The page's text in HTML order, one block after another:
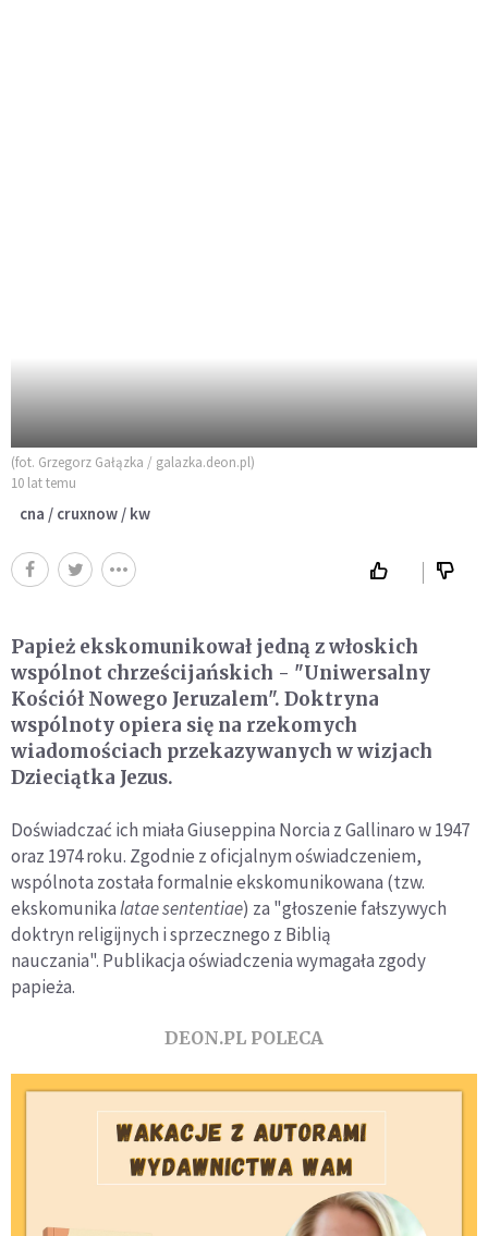
(fot. Grzegorz Gałązka / galazka.deon.pl)
10 lat temu
cna / cruxnow / kw
Papież ekskomunikował jedną z włoskich
wspólnot chrześcijańskich - "Uniwersalny
Kościół Nowego Jeruzalem". Doktryna
wspólnoty opiera się na rzekomych
wiadomościach przekazywanych w wizjach
Dzieciątka Jezus.
Doświadczać ich miała Giuseppina Norcia z Gallinaro w 1947
oraz 1974 roku. Zgodnie z oficjalnym oświadczeniem,
wspólnota została formalnie ekskomunikowana (tzw.
ekskomunikalatae sententiae) za "głoszenie fałszywych
doktryn religijnych i sprzecznego z Biblią
nauczania". Publikacja oświadczenia wymagała zgody
papieża.
DEON.PL POLECA